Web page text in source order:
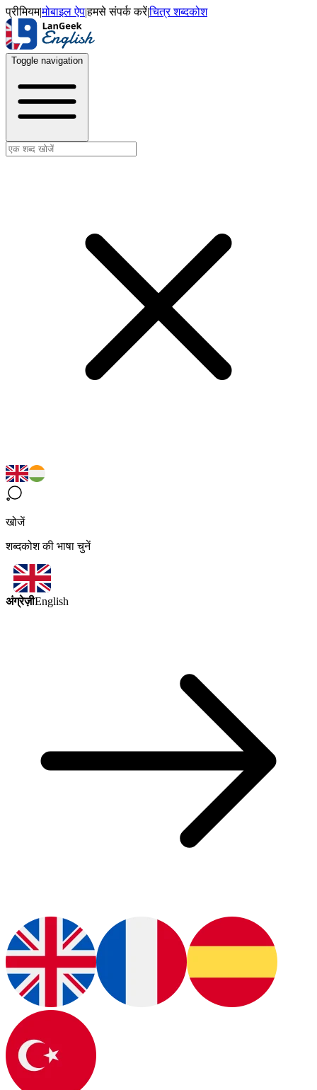
प्रीमियम|मोबाइल ऐप|हमसे संपर्क करें|चित्र शब्दकोश
Toggle navigation
खोजें
शब्दकोश की भाषा चुनें
अंग्रेज़ीEnglish